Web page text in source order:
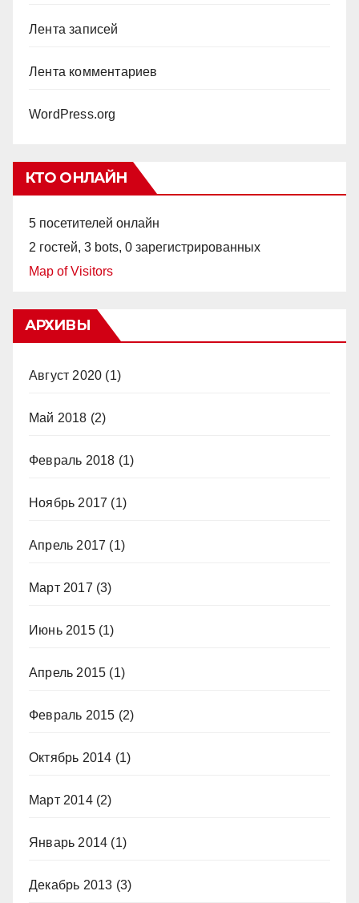
Лента записей
Лента комментариев
WordPress.org
КТО ОНЛАЙН
5 посетителей онлайн
2 гостей, 3 bots, 0 зарегистрированных
Map of Visitors
АРХИВЫ
Август 2020 (1)
Май 2018 (2)
Февраль 2018 (1)
Ноябрь 2017 (1)
Апрель 2017 (1)
Март 2017 (3)
Июнь 2015(1)
Апрель 2015 (1)
Февраль 2015 (2)
Октябрь 2014 (1)
Март 2014(2)
Январь 2014 (1)
Декабрь 2013 (3)